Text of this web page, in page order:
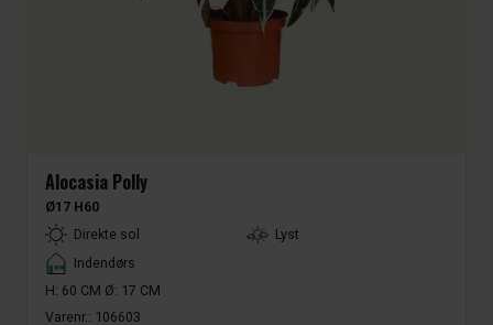
Alocasia Polly
Ø17 H60
LightTypeDirekte sol
Lyst
Placement
Indendørs
H: 60 CM Ø: 17 CM
Varenr.: 106603